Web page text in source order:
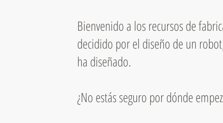
Bienvenido a los recursos de
decidido por el diseño de un
ha diseñado.
¿No estás seguro por dónde